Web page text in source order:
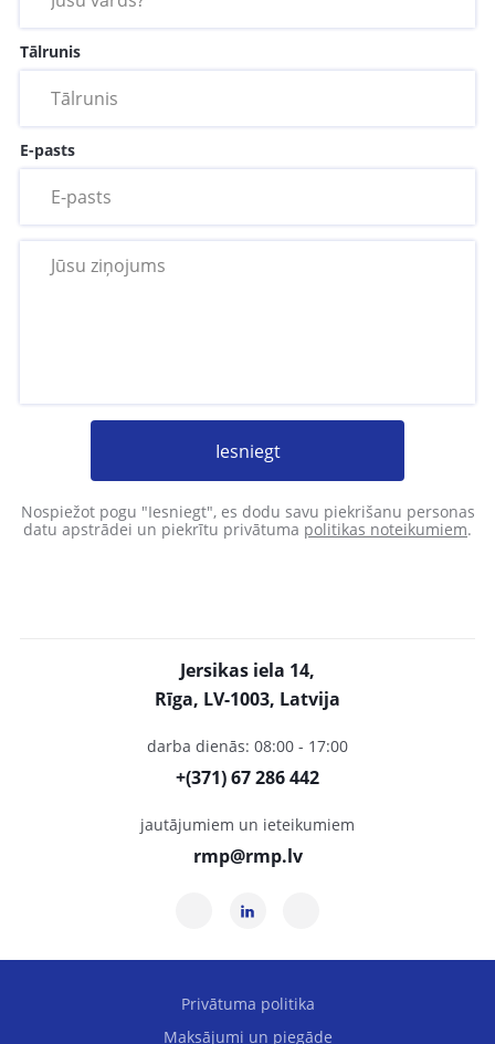
Tālrunis
E-pasts
Iesniegt
Nospiežot pogu "Iesniegt", es dodu savu piekrišanu personas
datu apstrādei un piekrītu privātuma politikas noteikumiem.
Jersikas iela 14,
Rīga, LV-1003, Latvija
darba dienās: 08:00 - 17:00
+(371) 67 286 442
jautājumiem un ieteikumiem
rmp@rmp.lv
Privātuma politika
Maksājumi un piegāde